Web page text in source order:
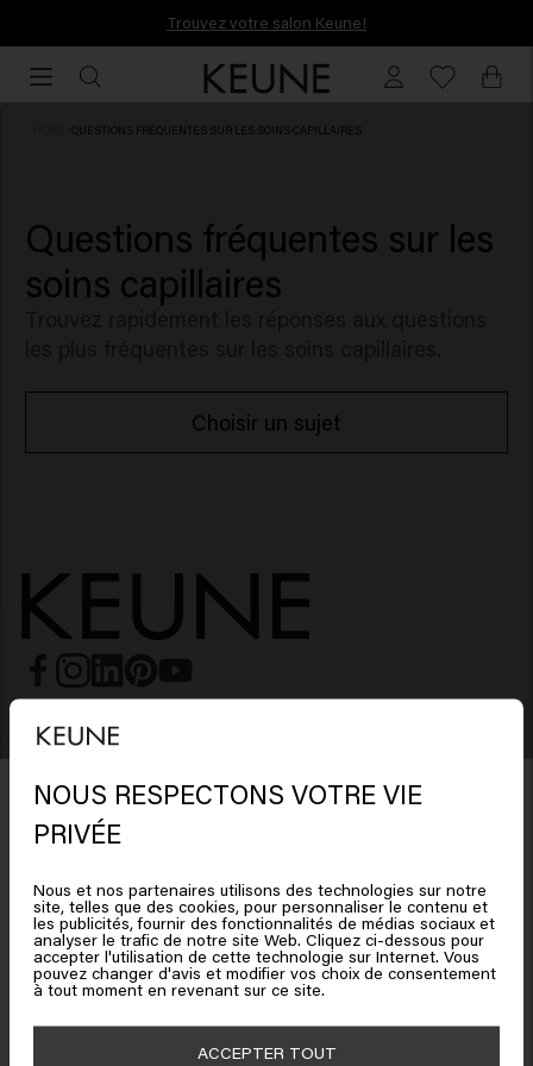
Trouvez votre salon Keune!
Trouvez votre salon Keune!
/QUESTIONS FRÉQUENTES SUR LES SOINS CAPILLAIRES
Questions fréquentes sur les
soins capillaires
Choisir un sujet
Il semble que vous soyez en
United States of America
Shampoing
Shampoing argent
Après-shampoing
Après-shampoing sans rinçage
Masque
Laque
Argile
Mousse
Pâte
HOMMES
Après-shampooing
Gel
Cire
Shampoing
Après-shampoing
Masque
LES CHEVEUX ONT BESOIN
Produits capillaires pour cheveux colorés
COLLECTION
SERVICE CLIENT
NOUS RESPECTONS VOTRE VIE
PRIVÉE
Nous et nos partenaires utilisons des technologies sur notre
site, telles que des cookies, pour personnaliser le contenu et
les publicités, fournir des fonctionnalités de médias sociaux et
analyser le trafic de notre site Web. Cliquez ci-dessous pour
accepter l'utilisation de cette technologie sur Internet. Vous
pouvez changer d'avis et modifier vos choix de consentement
à tout moment en revenant sur ce site.
ACCEPTER TOUT
Bénéficiez de 10% de réduction !
dès 40€d'achat ! Adieux les bad hair days !